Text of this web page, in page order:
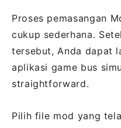
Proses pemasangan
cukup sederhana.
tersebut, Anda dapat
aplikasi game bus
straightforward.
Pilih file mod yang